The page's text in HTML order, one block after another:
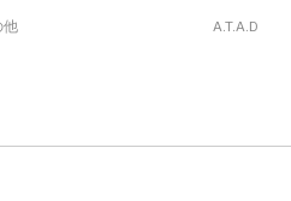
他
A.T.A.D